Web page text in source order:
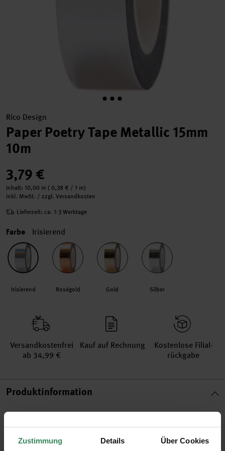
Zustimmung Details Über Cookies
Rico Design
Paper Poetry Tape Metallic 15mm
10m
3,79 €
Inhalt: 10,00 m ( 0,38 € / 1 m)
inkl. MwSt. / zzgl. Versandkosten
Lieferzeit: ca. 1-3 Werktage
Farbe Irisierend
Irisierend Roségold Gold Silber
Versand­kosten­frei
ab 34,99 €
Kauf auf Rechnung
Kosten­lose Filial­
rückgabe
Produktinformation